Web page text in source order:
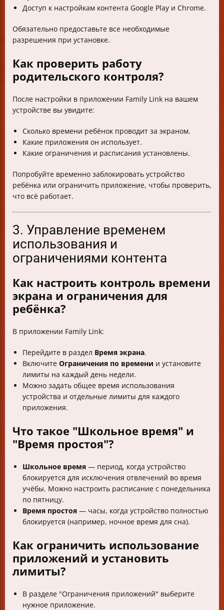
Доступ к настройкам контента Google Play и Chrome.
Обязательно предоставьте все необходимые
разрешения при установке.
Как проверить работу
родительского контроля?
После настройки в приложении Family Link на вашем
устройстве вы увидите:
Сколько времени ребёнок проводит за экраном.
Какие приложения он использует.
Какие ограничения и расписания установлены.
Попробуйте временно заблокировать устройство
ребёнка или ограничить приложение, чтобы проверить,
что всё работает.
3. Управление временем
использования и
ограничениями контента
Как настроить контроль времени
экрана и ограничения для
ребёнка?
В приложении Family Link:
Перейдите в раздел Время экрана.
Включите Ограничения по времени и установите
лимиты на каждый день недели.
Можно задать общее время использования
устройства и отдельные лимиты для каждого
приложения.
Что такое "Школьное время" и
"Время простоя"?
Школьное время — период, когда устройство
блокируется для исключения отвлечений во время
учёбы. Можно настроить расписание с понедельника
по пятницу.
Время простоя — часы, когда устройство полностью
блокируется (например, ночное время для сна).
Как ограничить использование
приложений и установить
лимиты?
В разделе "Ограничения приложений" выберите
нужное приложение.